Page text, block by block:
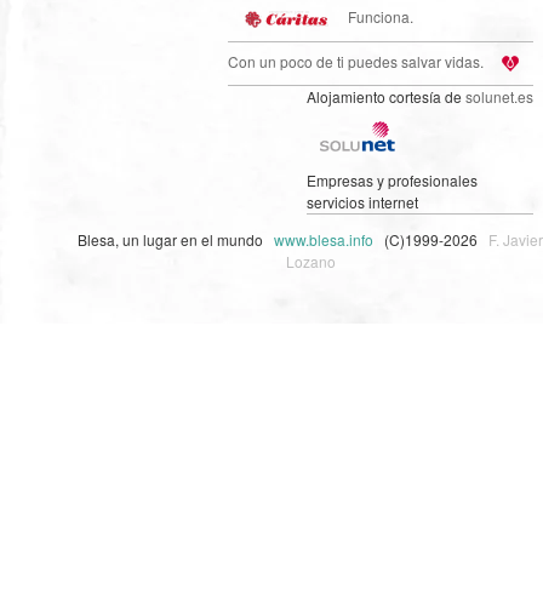
Funciona.
Con un poco de ti puedes salvar vidas.
Alojamiento cortesía de solunet.es
Empresas y profesionales
servicios internet
Blesa, un lugar en el mundo www.blesa.info (C)1999-2026 F. Javier
Lozano